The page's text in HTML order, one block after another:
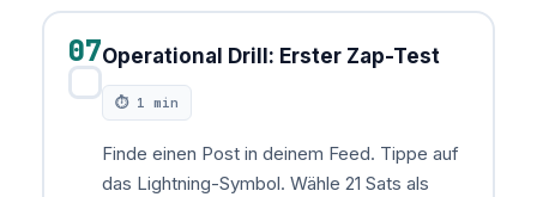
07Operational Drill: Erster Zap-Test
⏱ 1 min
Finde einen Post in deinem Feed. Tippe auf
das Lightning-Symbol. Wähle 21 Sats als